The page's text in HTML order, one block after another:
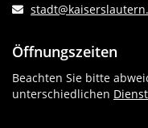
Öffnungszeiten
Beachten Sie bitte
unterschiedlichen